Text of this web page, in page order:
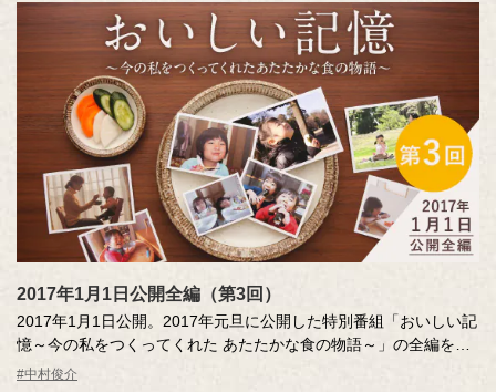
の自分をつくってくれた“あたたかい一皿”。公募のエッセー、アス
リートやタレントのインタビューから珠玉の物語を再現して構成
し、ストーリーテラーの中村俊介さんがお届けします。
ストーリーテラー：中村俊介
2017年1月1日公開全編（第3回）
2017年1月1日公開。2017年元旦に公開した特別番組「おいしい記
憶～今の私をつくってくれた あたたかな食の物語～」の全編をご
覧いただけます。
#中村俊介